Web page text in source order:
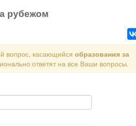
рубежом
вопрос, касающийся образования за
ответят на все Ваши вопросы.